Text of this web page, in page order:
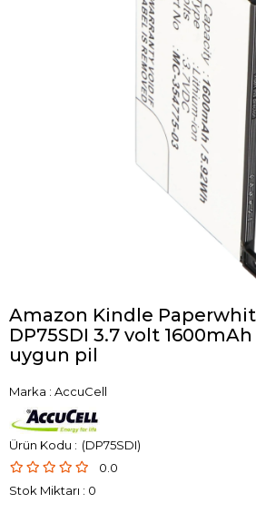
Amazon Kindle
DP75SDI 3.7 volt
uygun pil
Marka : AccuCell
(DP75SDI)
0.0
Stok Miktarı : 0